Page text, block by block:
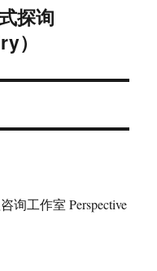
探询
）
询工作室 Perspective